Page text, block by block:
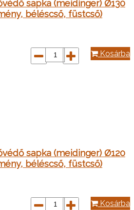
sapka (meidinger) Ø130
béléscső, füstcső)
Kosárba
sapka (meidinger) Ø120
béléscső, füstcső)
Kosárba